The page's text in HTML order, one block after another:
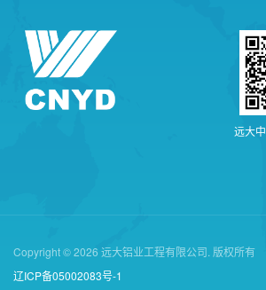
远大中
Copyright © 2026 远大铝业工程有限公司. 版权所有
辽ICP备05002083号-1